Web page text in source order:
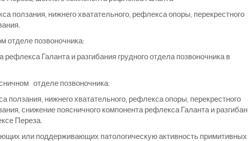
ползания, нижнего хватательного, рефлекса опоры, перекрестного
отделе позвоночника:
Галанта и разгибания грудного отдела позвоночника в
отделе позвоночника:
нижнего хватательного, рефлекса опоры, перекрестного
снижение поясничного компонента рефлекса Галанта и
Переза.
или поддерживающих патологическую активность примитивных